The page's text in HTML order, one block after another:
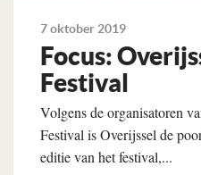
7 oktober 2019
Focus:
Festival
Volgens de organisatoren
Festival is Overijssel de
editie van het festival,...